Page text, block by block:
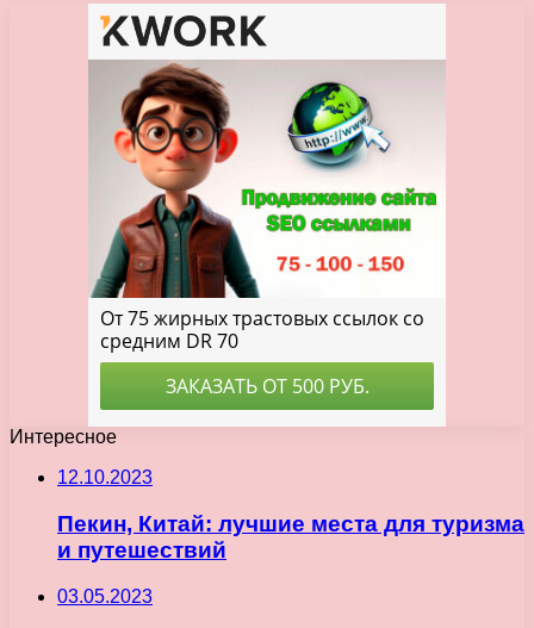
Интересное
12.10.2023
Пекин, Китай: лучшие места для туризма
и путешествий
03.05.2023